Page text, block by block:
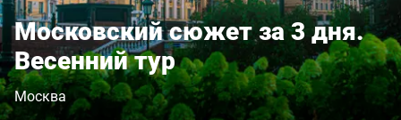
Московский сюжет за 3 дня.
Весенний тур
Москва